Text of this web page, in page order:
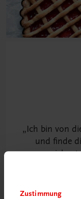
Zustimmung
Sonstige
Apfel-
Ich bin von
und finde
die gut in
große